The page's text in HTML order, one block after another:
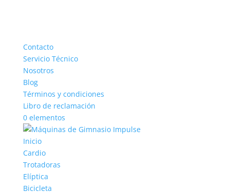
Contacto
Servicio Técnico
Nosotros
Blog
Términos y condiciones
Libro de reclamación
0 elementos
Inicio
Cardio
Trotadoras
Elíptica
Bicicleta